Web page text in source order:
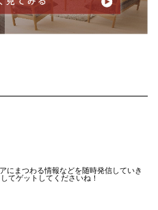
にまつわる情報などを随時発信していき
てゲットしてくださいね！